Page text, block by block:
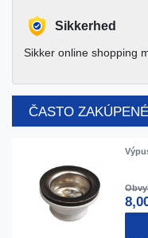
Sikkerhed
Sikker online shopping
ČASTO